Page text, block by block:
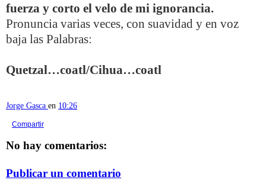
fuerza y corto el velo de mi ignorancia.
Pronuncia varias veces, con suavidad y en voz
baja las Palabras:
Quetzal…coatl/Cihua…coatl
Jorge Gasca en 10:26
Compartir
No hay comentarios:
Publicar un comentario